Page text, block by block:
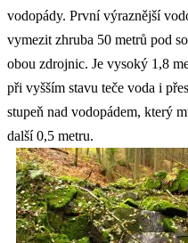
vodopády. První výraznější
vymezit zhruba 50 metrů pod
obou zdrojnic. Je vysoký 1,8
při vyšším stavu teče voda i
stupeň nad vodopádem, který
další 0,5 metru.